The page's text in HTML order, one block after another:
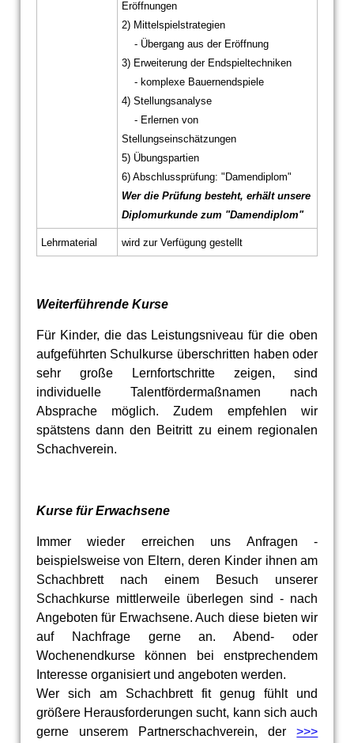
Eröffnungen
2) Mittelspielstrategien
- Übergang aus der Eröffnung
3) Erweiterung der Endspieltechniken
- komplexe Bauernendspiele
4) Stellungsanalyse
- Erlernen von
Stellungseinschätzungen
5) Übungspartien
6) Abschlussprüfung: "Damendiplom"
Wer die Prüfung besteht, erhält unsere
Diplomurkunde zum "Damendiplom"
Lehrmaterial wird zur Verfügung gestellt
Weiterführende Kurse
Für Kinder, die das Leistungsniveau für die oben
aufgeführten Schulkurse überschritten haben oder
sehr große Lernfortschritte zeigen, sind
individuelle Talentfördermaßnamen nach
Absprache möglich. Zudem empfehlen wir
spätstens dann den Beitritt zu einem regionalen
Schachverein.
Kurse für Erwachsene
Immer wieder erreichen uns Anfragen -
beispielsweise von Eltern, deren Kinder ihnen am
Schachbrett nach einem Besuch unserer
Schachkurse mittlerweile überlegen sind - nach
Angeboten für Erwachsene. Auch diese bieten wir
auf Nachfrage gerne an. Abend- oder
Wochenendkurse können bei enstprechendem
Interesse organisiert und angeboten werden.
Wer sich am Schachbrett fit genug fühlt und
größere Herausforderungen sucht, kann sich auch
gerne unserem Partnerschachverein, der>>>